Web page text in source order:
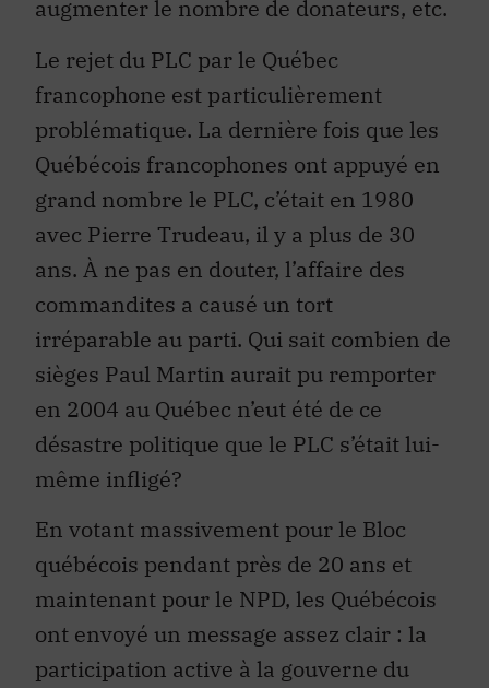
augmenter le nombre de donateurs, etc.
Le rejet du PLC par le Québec
francophone est particulièrement
problématique. La dernière fois que les
Québécois francophones ont appuyé en
grand nombre le PLC, c’était en 1980
avec Pierre Trudeau, il y a plus de 30
ans. À ne pas en douter, l’affaire des
commandites a causé un tort
irréparable au parti. Qui sait combien de
sièges Paul Martin aurait pu remporter
en 2004 au Québec n’eut été de ce
désastre politique que le PLC s’était lui-
même infligé?
En votant massivement pour le Bloc
québécois pendant près de 20 ans et
maintenant pour le NPD, les Québécois
ont envoyé un message assez clair : la
participation active à la gouverne du